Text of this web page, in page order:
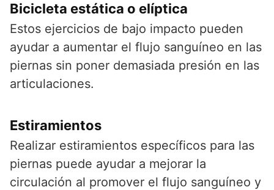
Bicicleta estática o elíptica
Estos ejercicios de bajo impacto pueden
ayudar a aumentar el flujo sanguíneo en las
piernas sin poner demasiada presión en las
articulaciones.
Estiramientos
Realizar estiramientos específicos para las
piernas puede ayudar a mejorar la
circulación al promover el flujo sanguíneo y